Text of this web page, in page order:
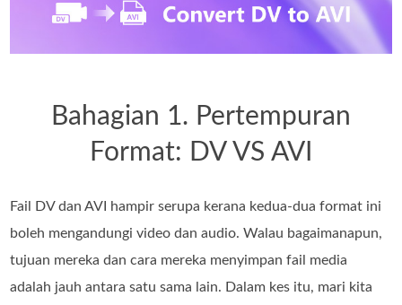
Bahagian 1. Pertempuran
Format: DV VS AVI
Fail DV dan AVI hampir serupa kerana kedua-dua format ini
boleh mengandungi video dan audio. Walau bagaimanapun,
tujuan mereka dan cara mereka menyimpan fail media
adalah jauh antara satu sama lain. Dalam kes itu, mari kita